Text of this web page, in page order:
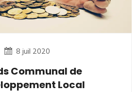
8 juil 2020
Communal de
Local